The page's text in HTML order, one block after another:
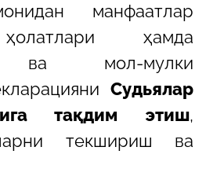
манфаатлар
ҳамда
ва мол-мулки
Судьялар
тақдим этиш,
текшириш ва